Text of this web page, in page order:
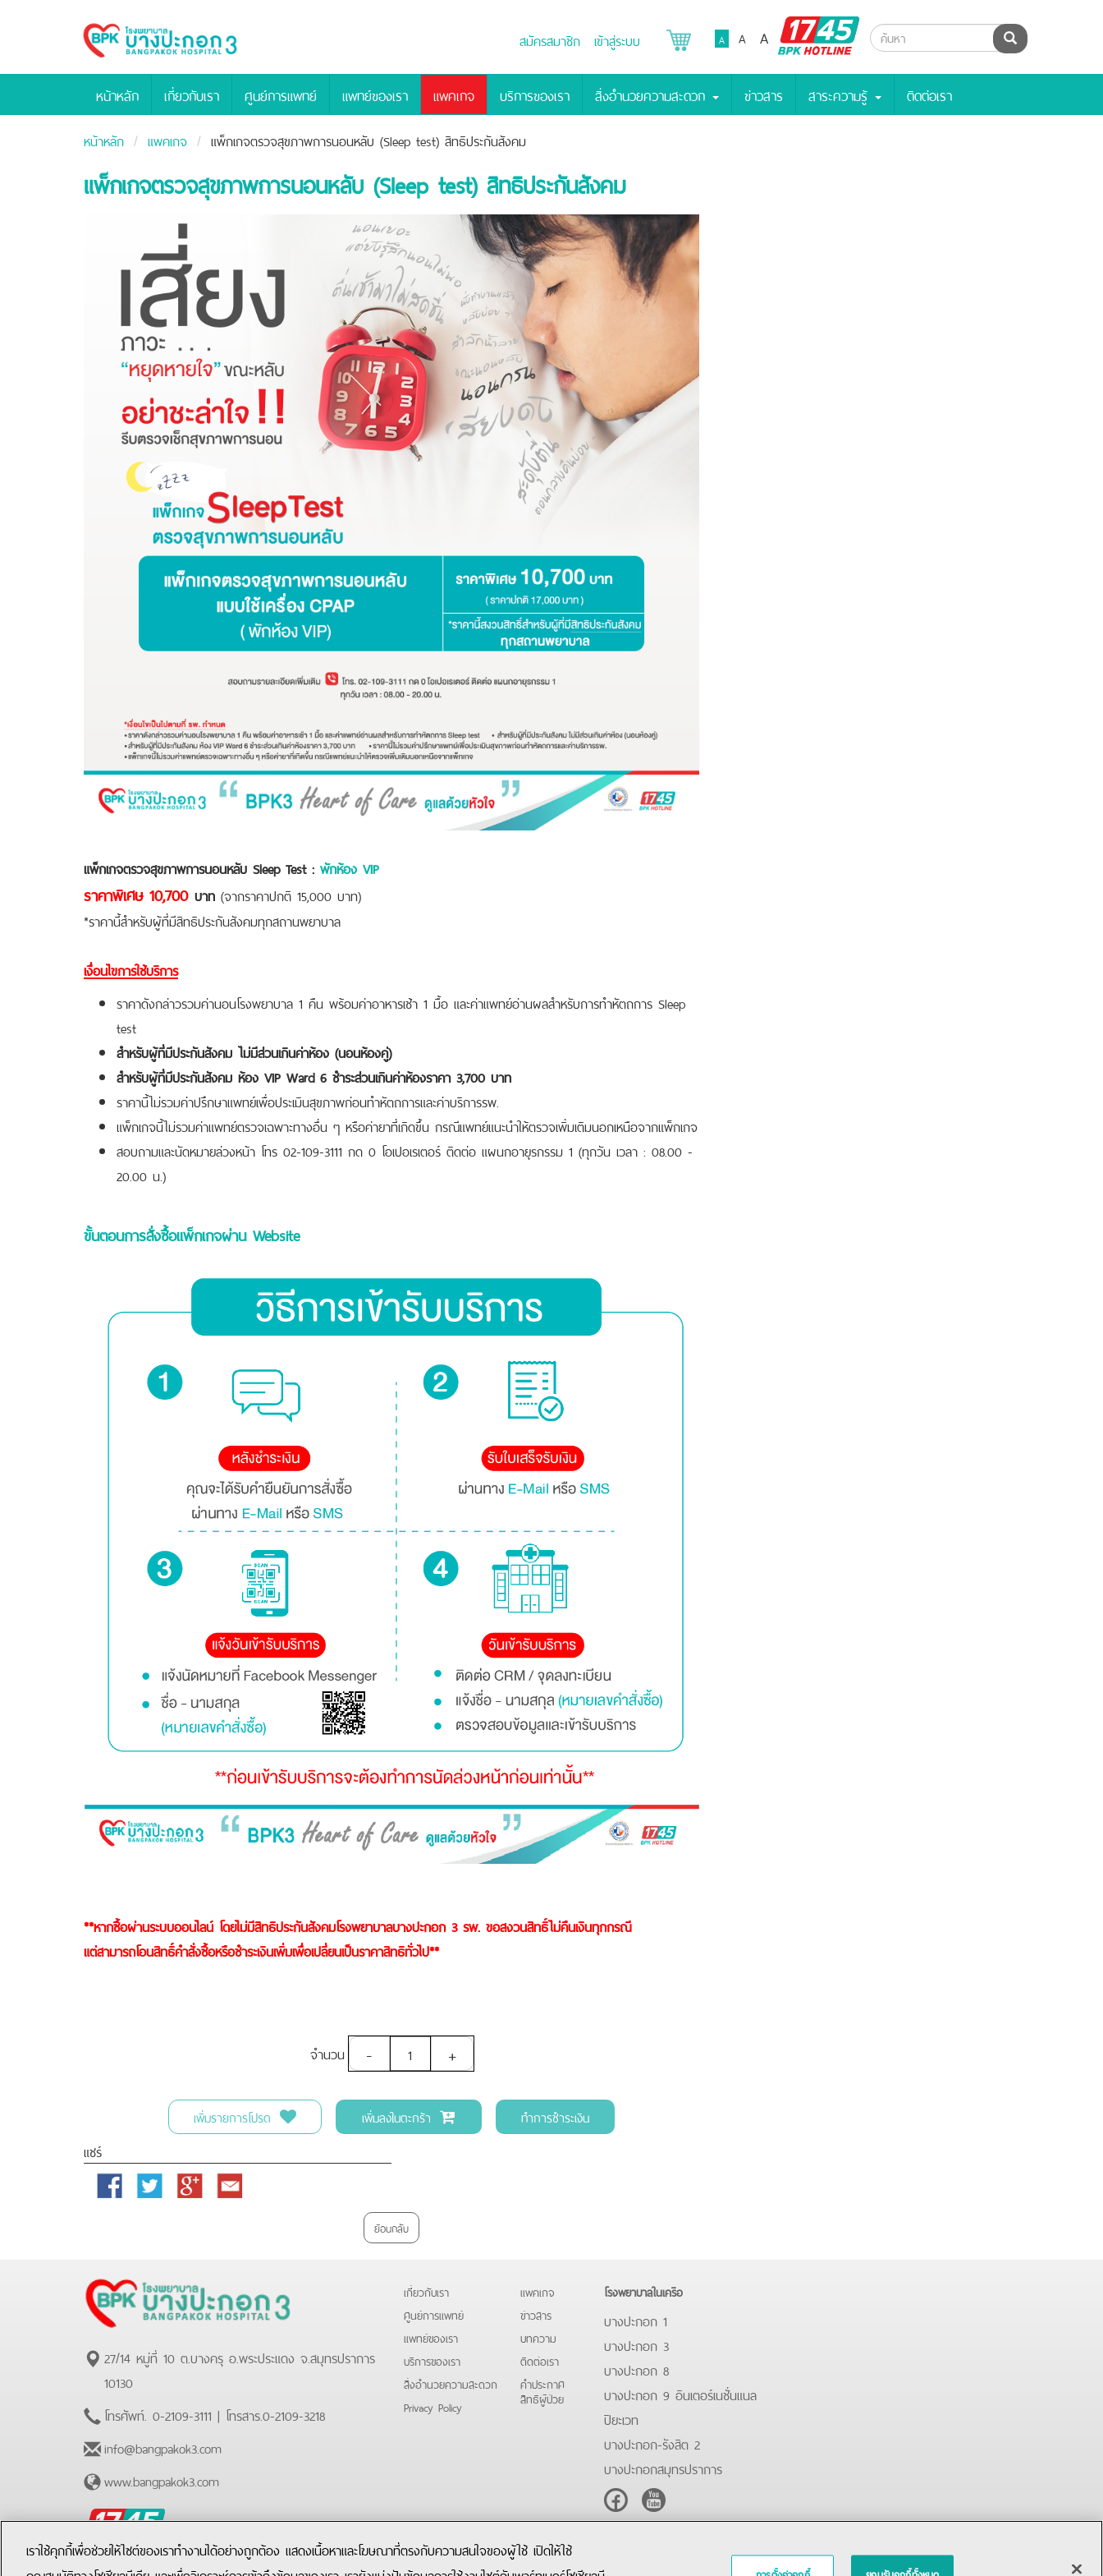
Bangpakok
Hospital
สมัครสมาชิก เข้าสู่ระบบ A A A
BPK
Hotline
ค้นหา
หน้าหลัก เกี่ยวกับเรา ศูนย์การแพทย์ แพทย์ของเรา แพคเกจ บริการของเรา สิ่งอำนวยความสะดวก ข่าวสาร สาระความรู้ ติดต่อเรา
หน้าหลัก แพคเกจ แพ็กเกจตรวจสุขภาพการนอนหลับ (Sleep test) สิทธิประกันสังคม
แพ็กเกจตรวจสุขภาพการนอนหลับ (Sleep test) สิทธิประกันสังคม
แพ็กเกจตรวจสุขภาพการนอนหลับ Sleep Test : พักห้อง VIP
ราคาพิเศษ 10,700 บาท (จากราคาปกติ 15,000 บาท)
*ราคานี้สำหรับผู้ที่มีสิทธิประกันสังคมทุกสถานพยาบาล
เงื่อนไขการใช้บริการ
ราคาดังกล่าวรวมค่านอนโรงพยาบาล 1 คืน พร้อมค่าอาหารเช้า 1 มื้อ และค่าแพทย์อ่านผลสำหรับการทำหัตถการ Sleep
test
สำหรับผู้ที่มีประกันสังคม ไม่มีส่วนเกินค่าห้อง (นอนห้องคู่)
สำหรับผู้ที่มีประกันสังคม ห้อง VIP Ward 6 ชำระส่วนเกินค่าห้องราคา 3,700 บาท
ราคานี้ไม่รวมค่าปรึกษาแพทย์เพื่อประเมินสุขภาพก่อนทำหัตถการและค่าบริการรพ.
แพ็กเกจนี้ไม่รวมค่าแพทย์ตรวจเฉพาะทางอื่น ๆ หรือค่ายาที่เกิดขึ้น กรณีแพทย์แนะนำให้ตรวจเพิ่มเติมนอกเหนือจากแพ็กเกจ
สอบถามและนัดหมายล่วงหน้า โทร 02-109-3111 กด 0 โอเปอเรเตอร์ ติดต่อ แผนกอายุรกรรม 1 (ทุกวัน เวลา : 08.00 -
20.00 น.)
ขั้นตอนการสั่งซื้อแพ็กเกจผ่าน Website
**หากซื้อผ่านระบบออนไลน์ โดยไม่มีสิทธิประกันสังคมโรงพยาบาลบางปะกอก 3 รพ. ขอสงวนสิทธิ์ไม่คืนเงินทุกกรณี
แต่สามารถโอนสิทธิ์คำสั่งซื้อหรือชำระเงินเพิ่มเพื่อเปลี่ยนเป็นราคาสิทธิทั่วไป**
จำนวน - +
เพิ่มรายการโปรด เพิ่มลงในตะกร้า ทำการชำระเงิน
แชร์
Facebook Twitter
Google
Email
ย้อนกลับ
27/14 หมู่ที่ 10 ต.บางครุ อ.พระประแดง จ.สมุทรปราการ
10130
โทรศัพท์. 0-2109-3111 | โทรสาร.0-2109-3218
info@bangpakok3.com
www.bangpakok3.com
BPK
Hotline
เกี่ยวกับเรา
ศูนย์การแพทย์
แพทย์ของเรา
บริการของเรา
สิ่งอำนวยความสะดวก
Privacy Policy
แพคเกจ
ข่าวสาร
บทความ
ติดต่อเรา
คําประกาศ
สิทธิผู้ป่วย
โรงพยาบาลในเครือ
บางปะกอก 1
บางปะกอก 3
บางปะกอก 8
บางปะกอก 9 อินเตอร์เนชั่นแนล
ปิยะเวท
บางปะกอก-รังสิต 2
บางปะกอกสมุทรปราการ
FacebookYoutube
เราใช้คุกกี้เพื่อช่วยให้ไซต์ของเราทำงานได้อย่างถูกต้อง แสดงเนื้อหาและโฆษณาที่ตรงกับความสนใจของผู้ใช้ เปิดให้ใช้